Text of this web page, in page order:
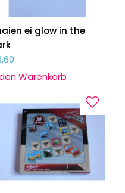
ei glow in the
Warenkorb